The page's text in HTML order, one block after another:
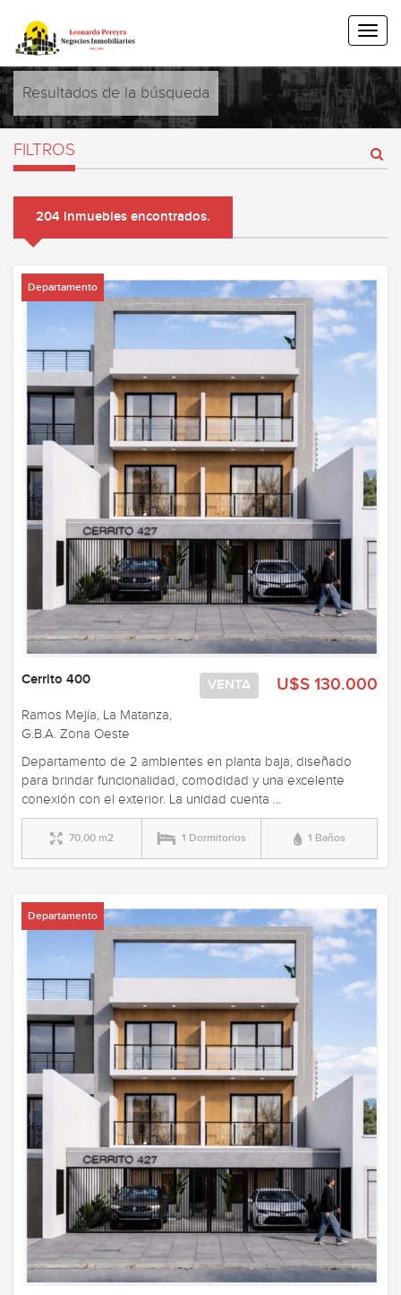
Resultados de la búsqueda
FILTROS
204 inmuebles encontrados.
Departamento
U$S 130.000
VENTA
Cerrito 400
Ramos Mejía, La Matanza,
G.B.A. Zona Oeste
Departamento de 2 ambientes en planta baja, diseñado
para brindar funcionalidad, comodidad y una excelente
conexión con el exterior. La unidad cuenta ...
70,00 m2 1 Dormitorios 1 Baños
Departamento